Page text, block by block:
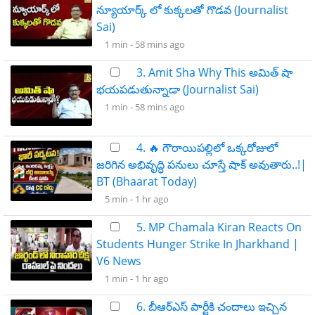
న్యూయార్క్ లో కుక్కలతో గొడవ (Journalist
Sai)
1 min - 58 mins ago
3. Amit Sha Why This అమిత్ షా
భయపడుతున్నాడా (Journalist Sai)
1 min - 58 mins ago
4. 🔥 గౌరాయిపల్లిలో ఒక్కరోజులో
జరిగిన అభివృద్ధి పనులు చూస్తే షాక్ అవుతారు..!|
BT (Bhaarat Today)
5 min - 1 hr ago
5. MP Chamala Kiran Reacts On
Students Hunger Strike In Jharkhand |
V6 News
1 min - 1 hr ago
6. బీఆర్ఎస్ పార్టీకి చందాలు ఇచ్చిన